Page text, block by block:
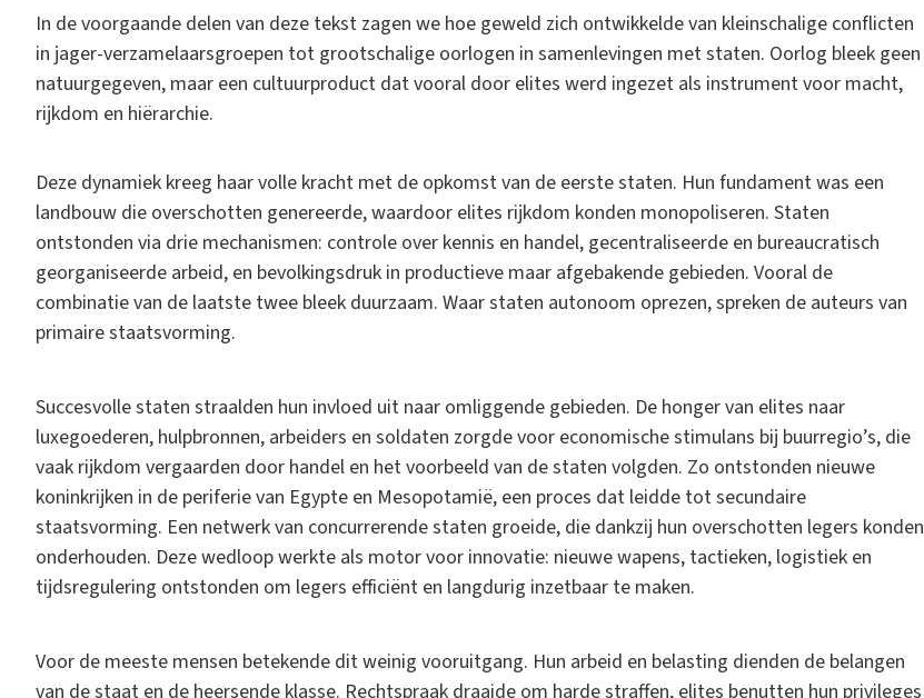
In de voorgaande delen van deze tekst zagen we hoe geweld zich ontwikkelde van kleinschalige conflicten
in jager-verzamelaarsgroepen tot grootschalige oorlogen in samenlevingen met staten. Oorlog bleek geen
natuurgegeven, maar een cultuurproduct dat vooral door elites werd ingezet als instrument voor macht,
rijkdom en hiërarchie.
Deze dynamiek kreeg haar volle kracht met de opkomst van de eerste staten. Hun fundament was een
landbouw die overschotten genereerde, waardoor elites rijkdom konden monopoliseren. Staten
ontstonden via drie mechanismen: controle over kennis en handel, gecentraliseerde en bureaucratisch
georganiseerde arbeid, en bevolkingsdruk in productieve maar afgebakende gebieden. Vooral de
combinatie van de laatste twee bleek duurzaam. Waar staten autonoom oprezen, spreken de auteurs van
primaire staatsvorming.
Succesvolle staten straalden hun invloed uit naar omliggende gebieden. De honger van elites naar
luxegoederen, hulpbronnen, arbeiders en soldaten zorgde voor economische stimulans bij buurregio’s, die
vaak rijkdom vergaarden door handel en het voorbeeld van de staten volgden. Zo ontstonden nieuwe
koninkrijken in de periferie van Egypte en Mesopotamië, een proces dat leidde tot secundaire
staatsvorming. Een netwerk van concurrerende staten groeide, die dankzij hun overschotten legers konden
onderhouden. Deze wedloop werkte als motor voor innovatie: nieuwe wapens, tactieken, logistiek en
tijdsregulering ontstonden om legers efficiënt en langdurig inzetbaar te maken.
Voor de meeste mensen betekende dit weinig vooruitgang. Hun arbeid en belasting dienden de belangen
van de staat en de heersende klasse. Rechtspraak draaide om harde straffen, elites benutten hun privileges